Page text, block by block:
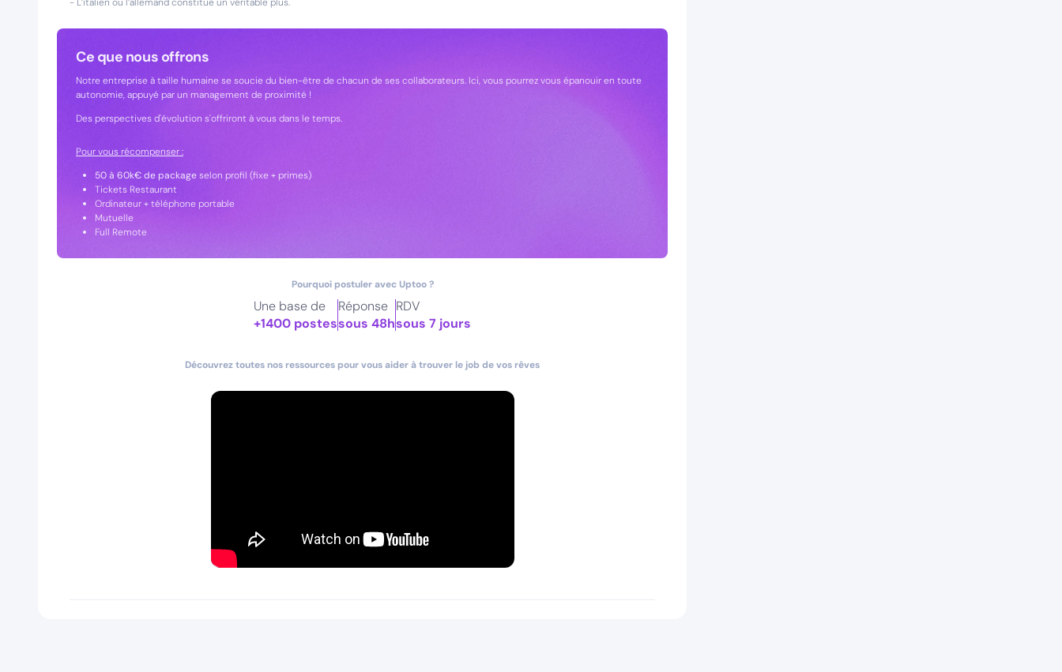
Ce que nous offrons
Notre entreprise à taille humaine se soucie du bien-être de chacun de ses collaborateurs. Ici, vous pourrez vous épanouir en toute
autonomie, appuyé par un management de proximité !
Des perspectives d'évolution s'offriront à vous dans le temps.
Pour vous récompenser :
50 à 60k€ de packageselon profil (fixe + primes)
Tickets Restaurant
Ordinateur + téléphone portable
Mutuelle
Full Remote
Pourquoi postuler avec Uptoo ?
Une base de
+1400 postes
Réponse
sous 48h
RDV
sous 7 jours
Découvrez toutes nos ressources pour vous aider à trouver le job de vos rêves